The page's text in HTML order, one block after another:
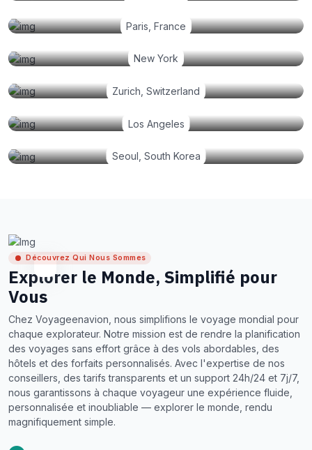
Paris, France
New York
Zurich, Switzerland
Los Angeles
Seoul, South Korea
Découvrez Qui Nous Sommes
Explorer le Monde, Simplifié pour
Vous
Chez Voyageenavion, nous simplifions le voyage mondial pour
chaque explorateur. Notre mission est de rendre la planification
des voyages sans effort grâce à des vols abordables, des
hôtels et des forfaits personnalisés. Avec l'expertise de nos
conseillers, des tarifs transparents et un support 24h/24 et 7j/7,
nous garantissons à chaque voyageur une expérience fluide,
personnalisée et inoubliable — explorer le monde, rendu
magnifiquement simple.